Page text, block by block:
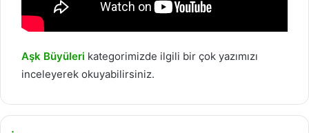
Aşk Büyüleri kategorimizde ilgili bir çok yazımızı
inceleyerek okuyabilirsiniz.